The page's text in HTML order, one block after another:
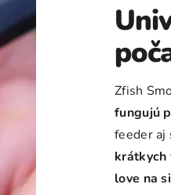
Zfish
fungujú
feeder aj
krátkych
love na